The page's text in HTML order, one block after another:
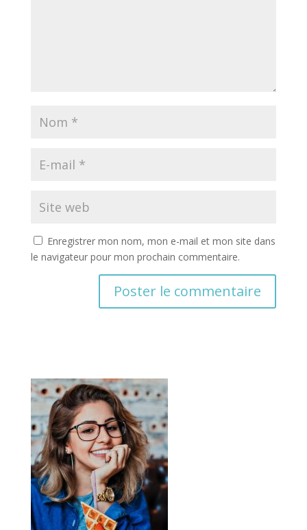
Enregistrer mon nom, mon e-mail et mon site dans
le navigateur pour mon prochain commentaire.